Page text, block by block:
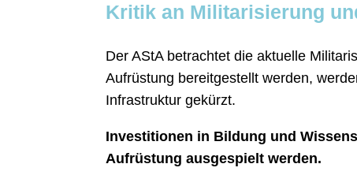
Kritik an Militarisierung
Der AStA betrachtet die aktuelle
Aufrüstung bereitgestellt werden,
Infrastruktur gekürzt.
Investitionen in Bildung und
Aufrüstung ausgespielt werden.